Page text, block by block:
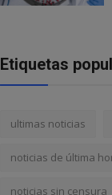
Etiquetas
ultimas noticias
noticias de última
noticias sin censura